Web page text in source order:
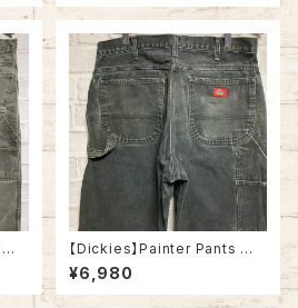
ク
パンツ ワークパンツ ダック地 ブ
ト オーバーサイズ アメリカ US
A 古着
ト
【Dickies】Painter Pants W3
3×L32 90s ディッキーズ ペイ
ンターパンツ ワークパンツ ブラ
ック ダック地 ゆるだぼ ビッグシ
¥6,980